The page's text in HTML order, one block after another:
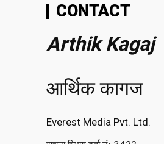
CONTACT
Arthik Kagaj
आर्थिक कागज
Everest Media Pvt. Ltd.